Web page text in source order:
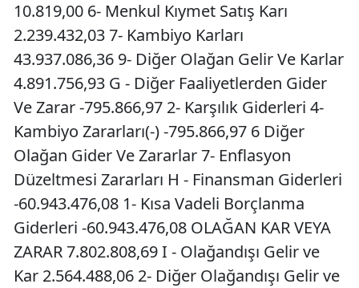
10.819,00 6- Menkul Kıymet Satış Karı
2.239.432,03 7- Kambiyo Karları
43.937.086,36 9- Diğer Olağan Gelir Ve Karlar
4.891.756,93 G - Diğer Faaliyetlerden Gider
Ve Zarar -795.866,97 2- Karşılık Giderleri 4-
Kambiyo Zararları(-) -795.866,97 6 Diğer
Olağan Gider Ve Zararlar 7- Enflasyon
Düzeltmesi Zararları H - Finansman Giderleri
-60.943.476,08 1- Kısa Vadeli Borçlanma
Giderleri -60.943.476,08 OLAĞAN KAR VEYA
ZARAR 7.802.808,69 I - Olağandışı Gelir ve
Kar 2.564.488,06 2- Diğer Olağandışı Gelir ve